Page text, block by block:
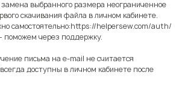
выбранного размера неограниченное
скачивания файла в личном кабинете.
самостоятельно:https://helpersew.com/auth/
поможем через поддержку.
письма на e-mail не считается
доступны в личном кабинете после